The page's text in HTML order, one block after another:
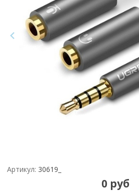
Артикул: 30619_
0 руб